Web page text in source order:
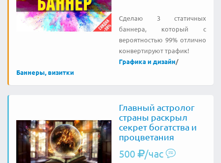
Сделаю 3 статичных
баннера, который с
вероятностью 99% отлично
конвертируют трафик!
Графика и дизайн/
Баннеры, визитки
Главный астролог
страны раскрыл
секрет богатства и
процветания
500 /час